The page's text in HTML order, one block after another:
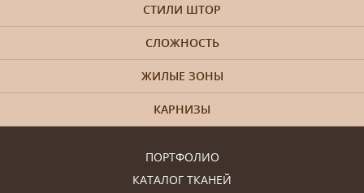
ПОРТФОЛИО
КАТАЛОГ ТКАНЕЙ
СТИЛИ ШТОР
СЛОЖНОСТЬ
ЖИЛЫЕ ЗОНЫ
КАРНИЗЫ